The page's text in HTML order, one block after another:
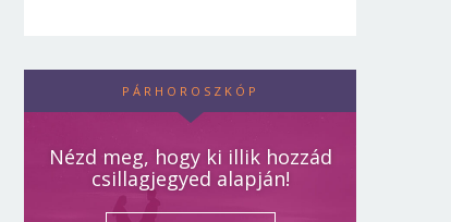
PÁRHOROSZKÓP
Nézd meg, hogy ki illik hozzád
csillagjegyed alapján!